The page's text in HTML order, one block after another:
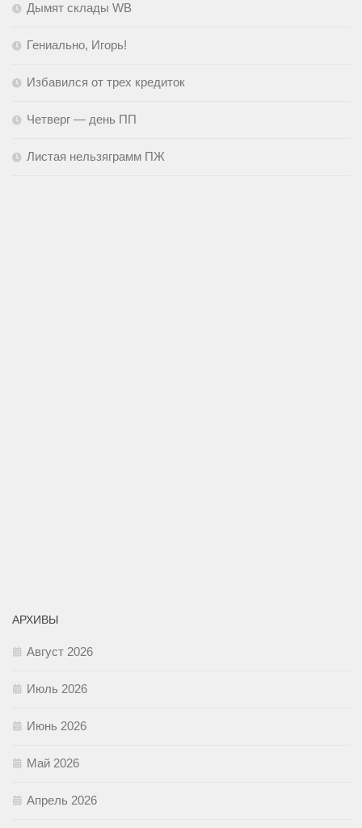
Дымят склады WB
Гениально, Игорь!
Избавился от трех кредиток
Четверг — день ПП
Листая нельзяграмм ПЖ
АРХИВЫ
Август 2026
Июль 2026
Июнь 2026
Май 2026
Апрель 2026